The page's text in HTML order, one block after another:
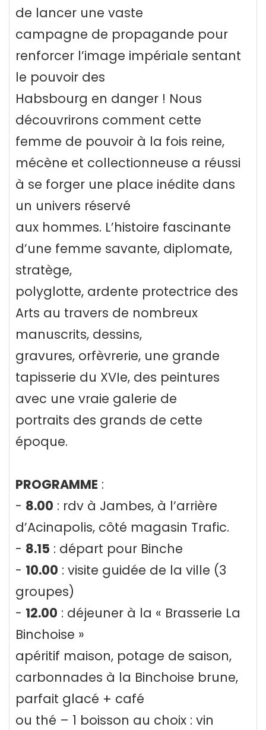
de lancer une vaste
campagne de propagande pour
renforcer l’image impériale sentant
le pouvoir des
Habsbourg en danger ! Nous
découvrirons comment cette
femme de pouvoir à la fois reine,
mécène et collectionneuse a réussi
à se forger une place inédite dans
un univers réservé
aux hommes. L’histoire fascinante
d’une femme savante, diplomate,
stratège,
polyglotte, ardente protectrice des
Arts au travers de nombreux
manuscrits, dessins,
gravures, orfèvrerie, une grande
tapisserie du XVIe, des peintures
avec une vraie galerie de
portraits des grands de cette
époque.
PROGRAMME :
- 8.00 : rdv à Jambes, à l’arrière
d’Acinapolis, côté magasin Trafic.
- 8.15 : départ pour Binche
- 10.00 : visite guidée de la ville (3
groupes)
- 12.00 : déjeuner à la « Brasserie La
Binchoise »
apéritif maison, potage de saison,
carbonnades à la Binchoise brune,
parfait glacé + café
ou thé – 1 boisson au choix : vin